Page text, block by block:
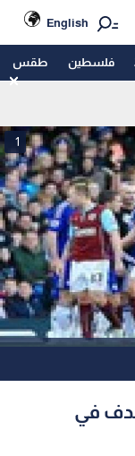
English
فلسطين طقس
1
في